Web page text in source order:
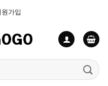
원가입